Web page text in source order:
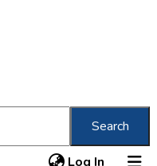
Search
Log In (current)